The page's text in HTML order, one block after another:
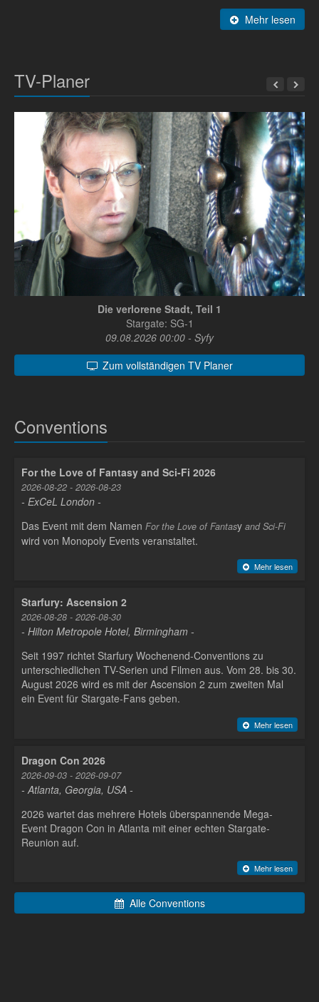
Mehr lesen
TV-Planer
Die verlorene Stadt, Teil 1
Stargate: SG-1
09.08.2026 00:00 - Syfy
Zum vollständigen TV Planer
Conventions
For the Love of Fantasy and Sci-Fi 2026
2026-08-22 - 2026-08-23
- ExCeL London -
Das Event mit dem Namen For the Love of Fantasy and Sci-Fi
wird von Monopoly Events veranstaltet.
Mehr lesen
Starfury: Ascension 2
2026-08-28 - 2026-08-30
- Hilton Metropole Hotel, Birmingham -
Seit 1997 richtet Starfury Wochenend-Conventions zu
unterschiedlichen TV-Serien und Filmen aus. Vom 28. bis 30.
August 2026 wird es mit der Ascension 2 zum zweiten Mal
ein Event für Stargate-Fans geben.
Mehr lesen
Dragon Con 2026
2026-09-03 - 2026-09-07
- Atlanta, Georgia, USA -
2026 wartet das mehrere Hotels überspannende Mega-
Event Dragon Con in Atlanta mit einer echten Stargate-
Reunion auf.
Mehr lesen
Alle Conventions